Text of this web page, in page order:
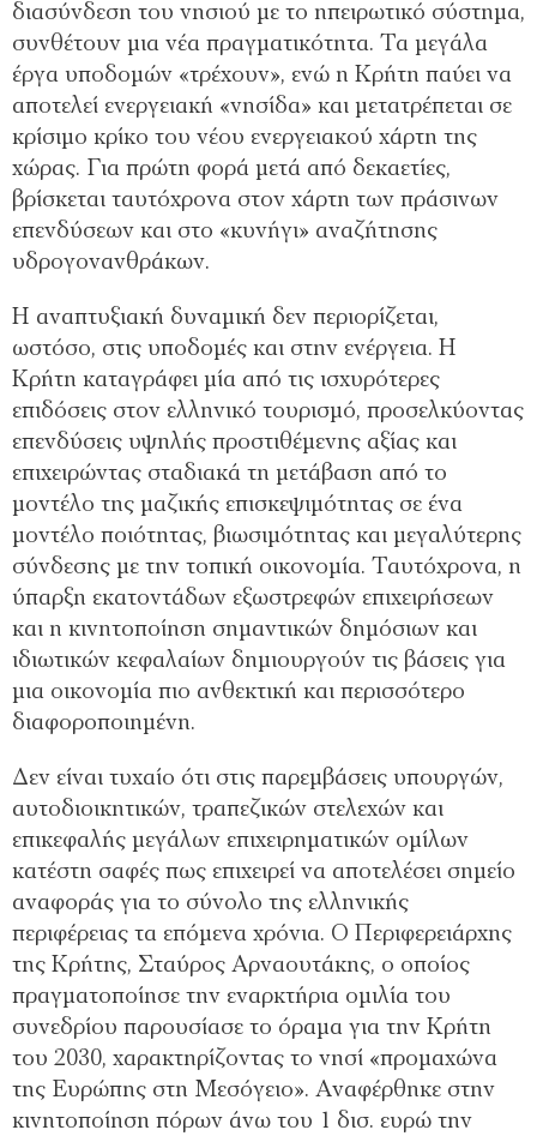
διασύνδεση του νησιού με το ηπειρωτικό σύστημα,
συνθέτουν μια νέα πραγματικότητα. Τα μεγάλα
έργα υποδομών «τρέχουν», ενώ η Κρήτη παύει να
αποτελεί ενεργειακή «νησίδα» και μετατρέπεται σε
κρίσιμο κρίκο του νέου ενεργειακού χάρτη της
χώρας. Για πρώτη φορά μετά από δεκαετίες,
βρίσκεται ταυτόχρονα στον χάρτη των πράσινων
επενδύσεων και στο «κυνήγι» αναζήτησης
υδρογονανθράκων.
Η αναπτυξιακή δυναμική δεν περιορίζεται,
ωστόσο, στις υποδομές και στην ενέργεια. Η
Κρήτη καταγράφει μία από τις ισχυρότερες
επιδόσεις στον ελληνικό τουρισμό, προσελκύοντας
επενδύσεις υψηλής προστιθέμενης αξίας και
επιχειρώντας σταδιακά τη μετάβαση από το
μοντέλο της μαζικής επισκεψιμότητας σε ένα
μοντέλο ποιότητας, βιωσιμότητας και μεγαλύτερης
σύνδεσης με την τοπική οικονομία. Ταυτόχρονα, η
ύπαρξη εκατοντάδων εξωστρεφών επιχειρήσεων
και η κινητοποίηση σημαντικών δημόσιων και
ιδιωτικών κεφαλαίων δημιουργούν τις βάσεις για
μια οικονομία πιο ανθεκτική και περισσότερο
διαφοροποιημένη.
Δεν είναι τυχαίο ότι στις παρεμβάσεις υπουργών,
αυτοδιοικητικών, τραπεζικών στελεχών και
επικεφαλής μεγάλων επιχειρηματικών ομίλων
κατέστη σαφές πως επιχειρεί να αποτελέσει σημείο
αναφοράς για το σύνολο της ελληνικής
περιφέρειας τα επόμενα χρόνια. Ο Περιφερειάρχης
της Κρήτης, Σταύρος Αρναουτάκης, ο οποίος
πραγματοποίησε την εναρκτήρια ομιλία του
συνεδρίου παρουσίασε το όραμα για την Κρήτη
του 2030, χαρακτηρίζοντας το νησί «προμαχώνα
της Ευρώπης στη Μεσόγειο». Αναφέρθηκε στην
κινητοποίηση πόρων άνω του 1 δισ. ευρώ την